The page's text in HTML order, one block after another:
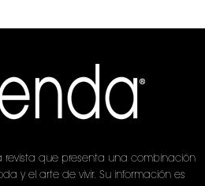
revista que presenta una combinación
y el arte de vivir. Su información es